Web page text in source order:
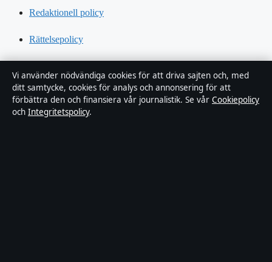
Redaktionell policy
Rättelsepolicy
Kändisar & integritet
Integritetspolicy
Vi använder nödvändiga cookies för att driva sajten och, med
ditt samtycke, cookies för analys och annonsering för att
förbättra den och finansiera vår journalistik. Se vår Cookiepolicy
och Integritetspolicy.